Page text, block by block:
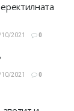
2021 0
2021 0